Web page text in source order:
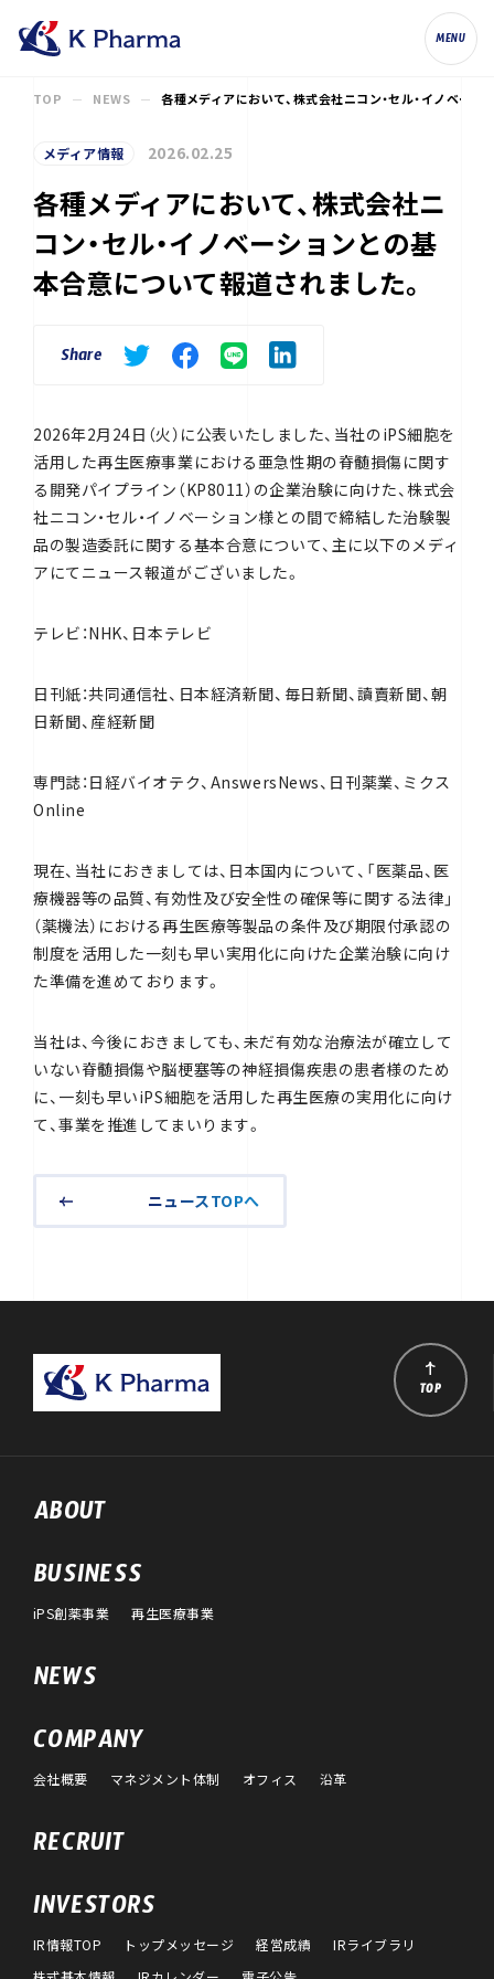
株式会社ケイファーマ（K Pharma, Inc.
MENU
TOP NEWS 各種メディアにおいて、株式会社ニコン・セル・イノベー
メディア情報 2026.02.25
各種メディアにおいて、株式会社ニ
コン・セル・イノベーションとの基
本合意について報道されました。
Share
2026年2月24日（火）に公表いたしました、当社のiPS細胞を
活用した再生医療事業における亜急性期の脊髄損傷に関す
る開発パイプライン（KP8011）の企業治験に向けた、株式会
社ニコン・セル・イノベーション様との間で締結した治験製
品の製造委託に関する基本合意について、主に以下のメディ
アにてニュース報道がございました。
テレビ：NHK、日本テレビ
日刊紙：共同通信社、日本経済新聞、毎日新聞、讀賣新聞、朝
日新聞、産経新聞
専門誌：日経バイオテク、AnswersNews、日刊薬業、ミクス
Online
現在、当社におきましては、日本国内について、「医薬品、医
療機器等の品質、有効性及び安全性の確保等に関する法律」
（薬機法）における再生医療等製品の条件及び期限付承認の
制度を活用した一刻も早い実用化に向けた企業治験に向け
た準備を進めております。
当社は、今後におきましても、未だ有効な治療法が確立して
いない脊髄損傷や脳梗塞等の神経損傷疾患の患者様のため
に、一刻も早いiPS細胞を活用した再生医療の実用化に向け
て、事業を推進してまいります。
ニュースTOPへ
ABOUT
BUSINESS
iPS創薬事業 再生医療事業
NEWS
COMPANY
会社概要 マネジメント体制 オフィス 沿革
RECRUIT
INVESTORS
IR情報TOP トップメッセージ 経営成績
IRライブラリ
TOP